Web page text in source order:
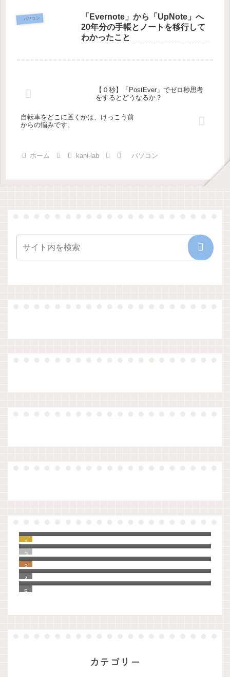
パソコン
「Evernote」から「UpNote」へ
20年分の手帳とノートを移行して
わかったこと
【０秒】「PostEver」でゼロ秒思考
をするとどうなるか？
自転車をどこに置くかは、けっこう前
からの悩みです。
ホーム kani-lab パソコン
に決めました。
知らなかった！教員の夏季休暇の理由は３
つしかない。
【ゼロ秒思考】自分を大切に思えるように
なる100の質問
「Evernote」から「UpNote」へ20年分の
手帳とノートを移行してわかったこと
カテゴリー